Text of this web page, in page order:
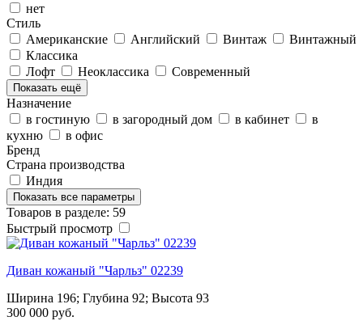
нет
Стиль
Американские
Английский Винтаж
Винтажный
Классика
Лофт
Неоклассика Современный
Показать ещё
Назначение
в гостиную
в загородный дом в кабинет
в
кухню
в офис
Бренд
Страна производства
Индия
Показать все параметры
Товаров в разделе: 59
Быстрый просмотр
Диван кожаный "Чарльз" 02239
Ширина 196; Глубина 92; Высота 93
300 000 руб.